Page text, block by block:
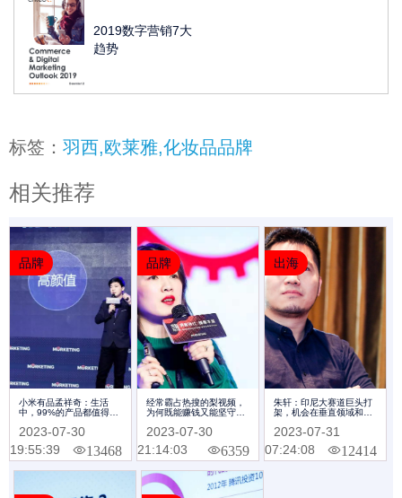
2019数字营销7大
趋势
标签： 羽西,欧莱雅,化妆品品牌
相关推荐
品牌
小米有品孟祥奇：生活
中，99%的产品都值得被
Morketing Summit 2018
2023-07-30
19:55:39
13468
品牌
经常霸占热搜的梨视频，
为何既能赚钱又能坚守情
2018专题
2023-07-30
21:14:03
6359
出海
朱轩：印尼大赛道巨头打
架，机会在垂直领域和生
Summit 2018专题
2023-07-31
07:24:08
12414